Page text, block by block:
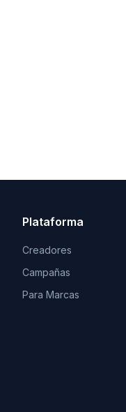
Plataforma
Creadores
Campañas
Para Marcas